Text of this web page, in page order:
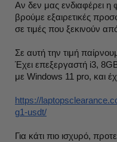
Αν δεν μας ενδιαφέρει
βρούμε εξαιρετικές
σε τιμές που ξεκινούν
Σε αυτή την τιμή
Έχει επεξεργαστή i3,
με Windows 11 pro, και
https://
g1-usdt/
Για κάτι πιο ισχυρό,